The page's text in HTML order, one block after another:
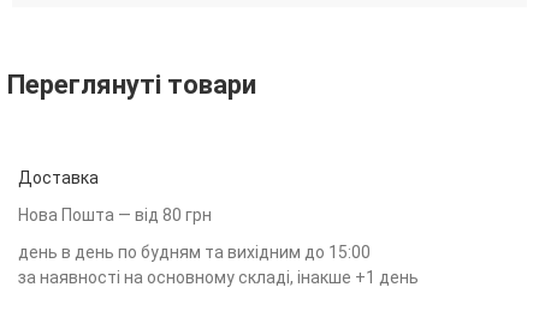
Переглянуті товари
Доставка
Нова Пошта — від 80 грн
день в день по будням та вихідним до 15:00
за наявності на основному складі, інакше +1 день